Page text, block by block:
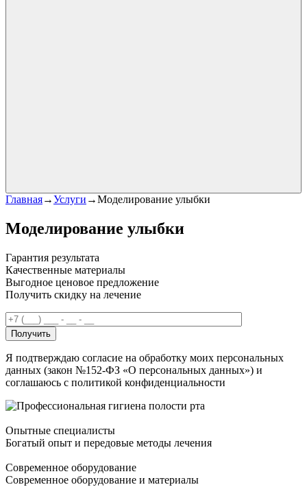
Главная→Услуги →Моделирование улыбки
Моделирование улыбки
Гарантия результата
Качественные материалы
Выгодное ценовое предложение
Получить скидку на лечение
Получить
Я подтверждаю согласие на обработку моих персональных
данных (закон №152-ФЗ «О персональных данных») и
соглашаюсь с политикой конфиденциальности
Опытные специалисты
Богатый опыт и передовые методы лечения
Современное оборудование
Современное оборудование и материалы